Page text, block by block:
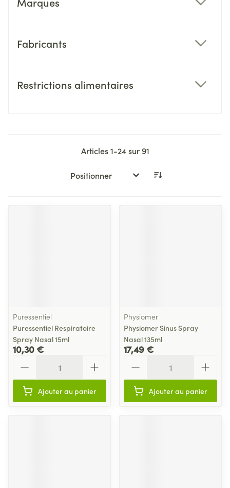
Fabricants
Restrictions alimentaires
Articles1-24sur91
Trier par:
Puressentiel
Puressentiel Respiratoire
Spray Nasal 15ml
10,30 €
Ajouter au panier
Physiomer
Physiomer Sinus Spray
Nasal 135ml
17,49 €
Ajouter au panier